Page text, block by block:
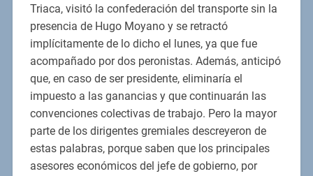
Triaca, visitó la confederación del transporte sin la
presencia de Hugo Moyano y se retractó
implícitamente de lo dicho el lunes, ya que fue
acompañado por dos peronistas. Además, anticipó
que, en caso de ser presidente, eliminaría el
impuesto a las ganancias y que continuarán las
convenciones colectivas de trabajo. Pero la mayor
parte de los dirigentes gremiales descreyeron de
estas palabras, porque saben que los principales
asesores económicos del jefe de gobierno, por